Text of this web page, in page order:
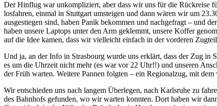
Der Hinflug war unkompliziert, aber dass wir uns für die Rückreise
losfahren, einmal in Stuttgart umsteigen und dann wären wir um
ausgestiegen sind, haben Panik bekommen und nachgefragt – und
haben unsere Laptops unter den Arm geklemmt, unsere Koffer
auf die Idee kamen, dass wir vielleicht einfach in der vorderen
Und ja, an der Info in Strasbourg wurde uns erklärt, dass der Zug in
es um die Uhrzeit nicht mehr (es war vor 22 Uhr!!) und unseren
der Früh warten. Weitere Pannen folgten – ein Regionalzug, mit
Wir entschieden uns nach langem Überlegen, nach Karlsruhe zu
des Bahnhofs gefunden, wo wir warten konnten. Dort haben wir